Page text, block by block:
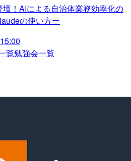
壇！AIによる自治体業務効率化の
の使い方ー
覧勉強会一覧